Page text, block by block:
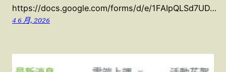
https://docs.google.com/forms/d/e/1FAIpQLSd7UD…
4 6 月, 2026